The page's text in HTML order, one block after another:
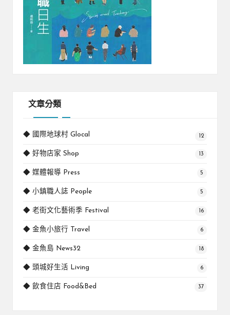
文章分類
◆ 國際地球村 Glocal 12
◆ 好物店家 Shop 13
◆ 媒體報導 Press 5
◆ 小鎮職人誌 People 5
◆ 老街文化藝術季 Festival 16
◆ 金魚小旅行 Travel 6
◆ 金魚島 News32 18
◆ 頭城好生活 Living 6
◆ 飲食住店 Food&Bed 37